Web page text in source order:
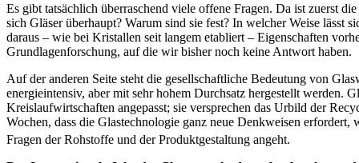
Es gibt tatsächlich überraschend viele offene Fragen. Da ist zuerst
sich Gläser überhaupt? Warum sind sie fest? In welcher Weise lässt
daraus – wie bei Kristallen seit langem etabliert – Eigenschaften
Grundlagenforschung, auf die wir bisher noch keine Antwort haben.
Auf der anderen Seite steht die gesellschaftliche Bedeutung von
energieintensiv, aber mit sehr hohem Durchsatz hergestellt werden.
Kreislaufwirtschaften angepasst; sie versprechen das Urbild der
Wochen, dass die Glastechnologie ganz neue Denkweisen erfordert,
Fragen der Rohstoffe und der Produktgestaltung angeht.